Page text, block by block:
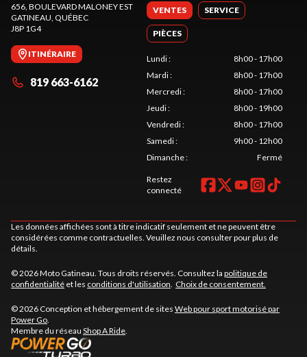
656, BOULEVARD MALONEY EST
GATINEAU , QUÉBEC
J8P 1G4
ITINÉRAIRE
819 663-6162
VENTES SERVICE
PIÈCES
Lundi:
8h00 - 17h00
Mardi:
8h00 - 17h00
Mercredi:
8h00 - 17h00
Jeudi:
8h00 - 19h00
Vendredi:
8h00 - 17h00
Samedi:
9h00 - 12h00
Dimanche: Fermé
Restez
connecté
Les données affichées sont à titre indicatif seulement et ne peuvent être
considérées comme contractuelles. Veuillez nous consulter pour plus de
détails.
© 2026 Moto Gatineau. Tous droits réservés. Consultez la politique de
confidentialité et les conditions d'utilisation Choix de consentement.
© 2026 Conception et hébergement de sites Web pour sport motorisé par
Power Go
Membre du réseau Shop A Ride